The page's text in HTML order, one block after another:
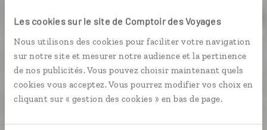
Les cookies sur le site de Comptoir des Voyages
Nous utilisons des cookies pour faciliter votre navigation
sur notre site et mesurer notre audience et la pertinence
de nos publicités. Vous pouvez choisir maintenant quels
cookies vous acceptez. Vous pourrez modifier vos choix en
cliquant sur « gestion des cookies » en bas de page.
Voyage Pays de
Galles
9,6 / 10
(42 avis sur le Pays de Galles)